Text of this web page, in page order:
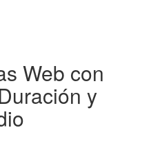
Web con
y